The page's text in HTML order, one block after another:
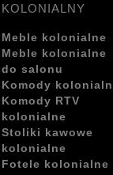
KOLONIALNY
Meble kolonialne
Meble kolonialne
do salonu
Komody
Komody RTV
kolonialne
Stoliki kawowe
kolonialne
Fotele kolonialne